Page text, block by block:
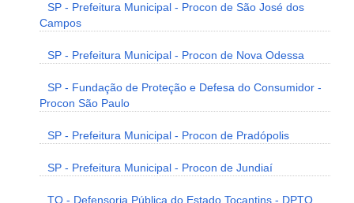
SP - Prefeitura Municipal - Procon de São José dos
Campos
SP - Prefeitura Municipal - Procon de Nova Odessa
SP - Fundação de Proteção e Defesa do Consumidor -
Procon São Paulo
SP - Prefeitura Municipal - Procon de Pradópolis
SP - Prefeitura Municipal - Procon de Jundiaí
TO - Defensoria Pública do Estado Tocantins - DPTO